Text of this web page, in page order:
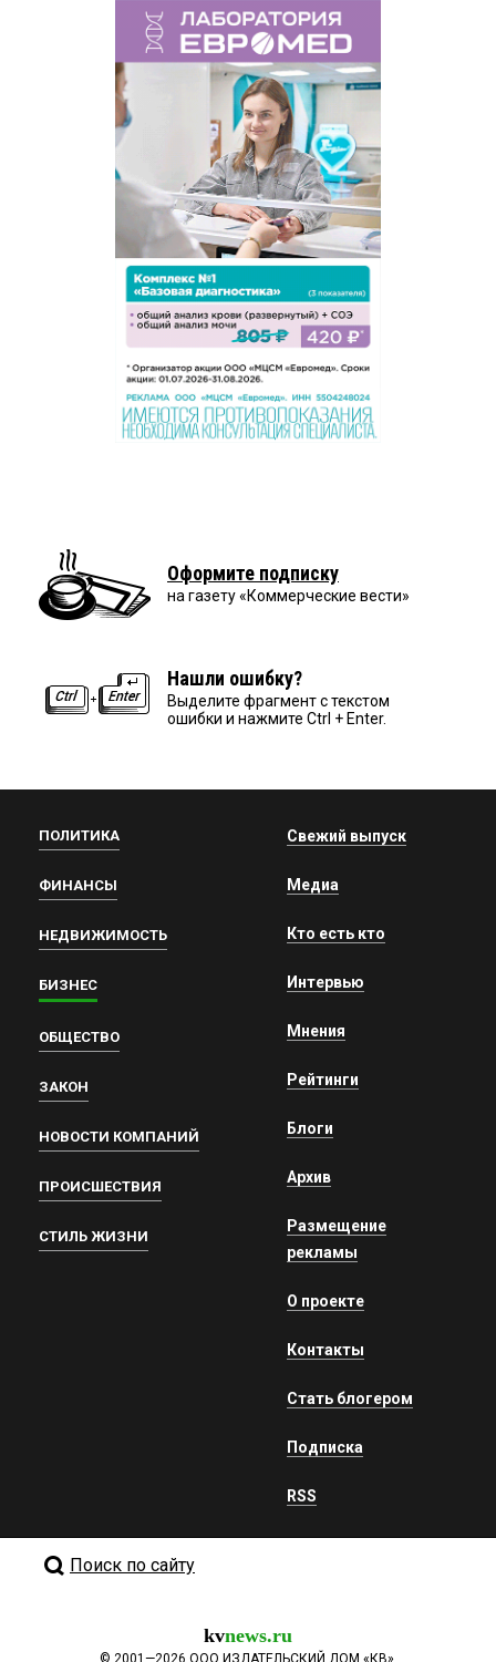
Оформите подписку
на газету «Коммерческие вести»
Нашли ошибку?
Выделите фрагмент с текстом
ошибки и нажмите Ctrl + Enter.
ПОЛИТИКА
ФИНАНСЫ
НЕДВИЖИМОСТЬ
БИЗНЕС
ОБЩЕСТВО
ЗАКОН
НОВОСТИ КОМПАНИЙ
ПРОИСШЕСТВИЯ
СТИЛЬ ЖИЗНИ
Свежий выпуск
Медиа
Кто есть кто
Интервью
Мнения
Рейтинги
Блоги
Архив
Размещение
рекламы
О проекте
Контакты
Стать блогером
Подписка
RSS
Поиск по сайту
kvnews.ru
© 2001—2026 ООО ИЗДАТЕЛЬСКИЙ ДОМ «КВ».